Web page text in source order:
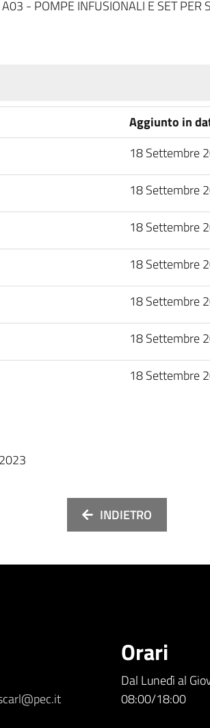
- POMPE INFUSIONALI E SET PER
Aggiunto in
18 Settembre
18 Settembre
18 Settembre
18 Settembre
18 Settembre
18 Settembre
18 Settembre
INDIETRO
Orari
Dal Lunedì al
08:00/18:00